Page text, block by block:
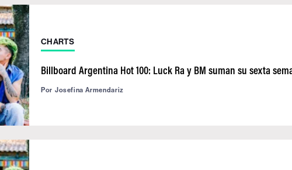
CHARTS
Billboard Argentina Hot 100: Luck Ra y BM suman su sexta
Por Josefina Armendariz